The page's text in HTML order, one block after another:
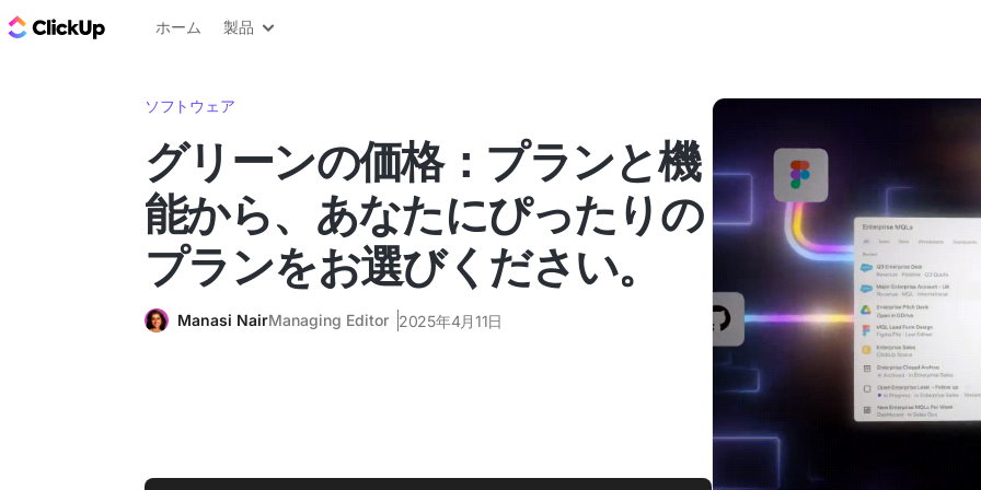
ClickUp ブログ
ホーム 製品
ソフトウェア
グリーンの価格：プランと機
能から、あなたにぴったりの
プランをお選びください。
Manasi NairManaging Editor 2025年4月11日